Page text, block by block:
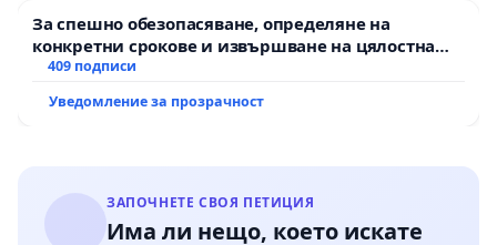
За спешно обезопасяване, определяне на
конкретни срокове и извършване на цялостна
рехабилитация на републиканския път между
Мирово - к.к. Момин проход
409 подписи
Уведомление за прозрачност
ЗАПОЧНЕТЕ СВОЯ ПЕТИЦИЯ
Има ли нещо, което искате